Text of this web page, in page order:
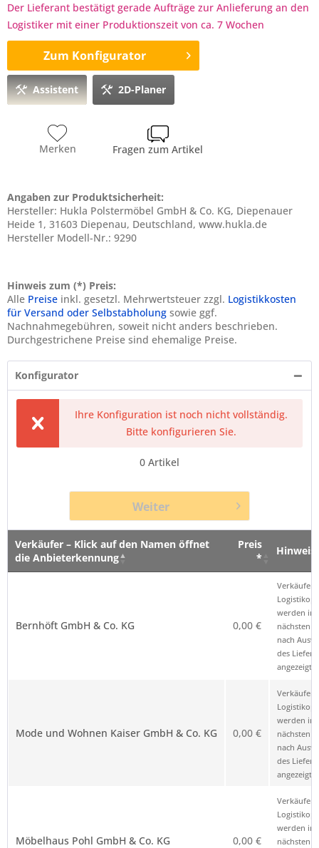
Der Lieferant bestätigt gerade Aufträge zur Anlieferung an den
Logistiker mit einer Produktionszeit von ca. 7 Wochen
Zum Konfigurator
Assistent 2D-Planer
Merken Fragen zum Artikel
Angaben zur Produktsicherheit:
Hersteller: Hukla Polstermöbel GmbH & Co. KG, Diepenauer
Heide 1, 31603 Diepenau, Deutschland, www.hukla.de
Hersteller Modell-Nr.: 9290
Hinweis zum (*) Preis:
Alle Preise inkl. gesetzl. Mehrwertsteuer zzgl. Logistikkosten
für Versand oder Selbstabholung sowie ggf.
Nachnahmegebühren, soweit nicht anders beschrieben.
Durchgestrichene Preise sind ehemalige Preise.
Konfigurator
Ihre Konfiguration ist noch nicht vollständig.
Bitte konfigurieren Sie.
0 Artikel
Weiter
Verkäufer – Klick auf den Namen öffnet
die Anbieterkennung
Preis
*
Hinweis
Bernhöft GmbH & Co. KG 0,00 €
Verkäufer
werden im
nächsten
nach
des
angezeigt.
Mode und Wohnen Kaiser GmbH & Co. KG 0,00 €
Verkäufer
werden im
nächsten
nach
des
angezeigt.
Möbelhaus Pohl GmbH & Co. KG 0,00 €
Verkäufer
werden im
nächsten